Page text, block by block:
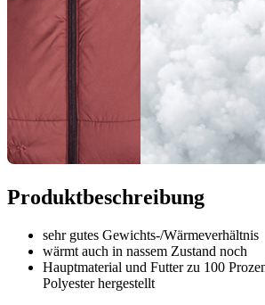
Produktbeschreibung
sehr gutes Gewichts-/Wärmeverhältnis
wärmt auch in nassem Zustand noch
Hauptmaterial und Futter zu 100
Polyester hergestellt